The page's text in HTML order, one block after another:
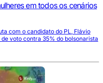
em todos os cenários
com o candidato do PL, Flávio
voto contra 35% do bolsonarista